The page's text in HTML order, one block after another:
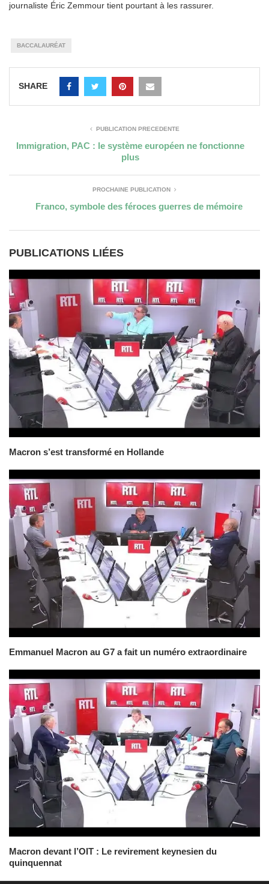
journaliste Éric Zemmour tient pourtant à les rassurer.
BACCALAURÉAT
SHARE
PUBLICATION PRÉCÉDENTE
Immigration, PAC : le système européen ne fonctionne
plus
PROCHAINE PUBLICATION
Franco, symbole des féroces guerres de mémoire
PUBLICATIONS LIÉES
Macron s’est transformé en Hollande
Emmanuel Macron au G7 a fait un numéro extraordinaire
Macron devant l’OIT : Le revirement keynesien du
quinquennat